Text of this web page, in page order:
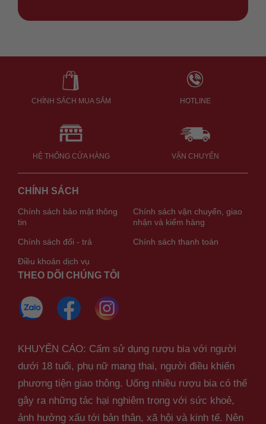
CHÍNH SÁCH MUA SẮM HOTLINE
HỆ THỐNG CỬA HÀNG VẬN CHUYỂN
CHÍNH SÁCH
Chính sách bảo mật thông
tin
Chính sách vận chuyển, giao
nhận và kiểm hàng
Chính sách đổi - trả Chính sách thanh toán
Điều khoản dịch vụ
THEO DÕI CHÚNG TÔI
KHUYẾN CÁO: Cấm sử dụng rượu bia với người
dưới 18 tuổi, phụ nữ mang thai, người điều khiển
phương tiện giao thông. Uống nhiều rượu bia có thể
gây ra những tác hại nghiêm trọng với sức khoẻ,
ảnh hưởng xấu tới bản thân, xã hội và kinh tế. Nên